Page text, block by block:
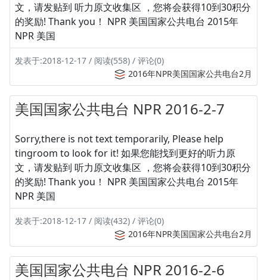
文，请发贴到 听力原文收集区 ，您将会获得10到30积分
的奖励! Thank you！ NPR 美国国家公共电台 2015年
NPR 美国
发表于:2018-12-17 / 阅读(558) / 评论(0)
2016年NPR美国国家公共电台2月
美国国家公共电台 NPR 2016-2-7
Sorry,there is not text temporarily, Please help
tingroom to look for it! 如果您能找到更好的听力原
文，请发贴到 听力原文收集区 ，您将会获得10到30积分
的奖励! Thank you！ NPR 美国国家公共电台 2015年
NPR 美国
发表于:2018-12-17 / 阅读(432) / 评论(0)
2016年NPR美国国家公共电台2月
美国国家公共电台 NPR 2016-2-6